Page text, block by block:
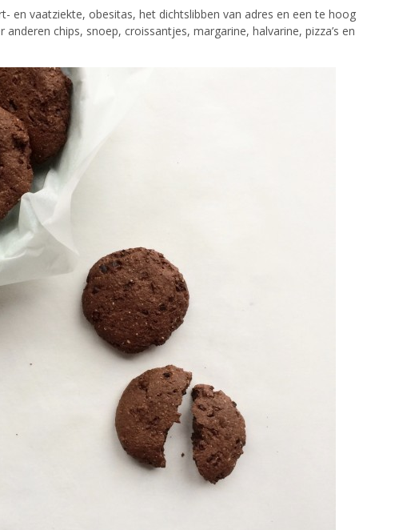
en vaatziekte, obesitas, het dichtslibben van adres en een te hoog
chips, snoep, croissantjes, margarine, halvarine, pizza’s en